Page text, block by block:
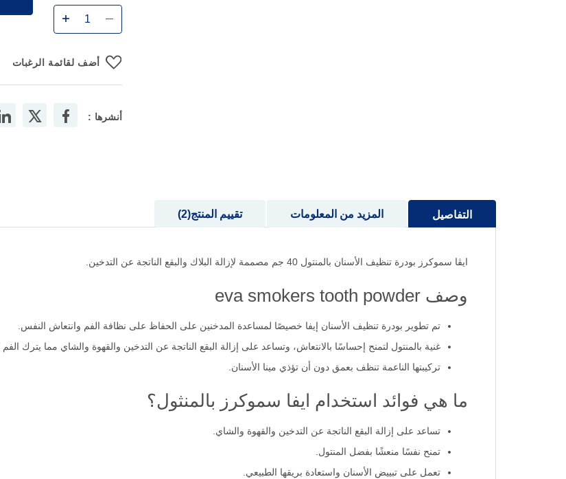
أضف لقائمة الرغبات
أنشرها :
التفاصيل
ايڤا سموكرز بودرة تنظيف الأسنان بالمنتول 40 جم مصممة لإزالة البلاك والبقع الناتجة عن التدخين.
وصف eva smokers tooth powder
تم تطوير بودرة تنظيف الأسنان إيفا خصيصًا لمساعدة المدخنين على الحفاظ على نظافة الفم وانتعاش النفس.
غنية بالمنتول لتمنح إحساسًا بالانتعاش، وتساعد على إزالة البقع الناتجة عن التدخين والقهوة والشاي مما يترك الفم
تركيبتها الناعمة تنظف بعمق دون أن تؤذي مينا الأسنان.
ما هي فوائد استخدام ايفا سموكرز بالمنثول؟
تساعد على إزالة البقع الناتجة عن التدخين والقهوة والشاي.
تمنح نفسًا منعشًا بفضل المنتول.
تعمل على تبييض الأسنان واستعادة بريقها الطبيعي.
المزيد من المعلومات تقييم المنتج 2